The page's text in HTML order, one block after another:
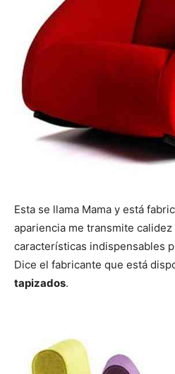
Esta se llama Mama y está
apariencia me transmite calidez
características indispensables
Dice el fabricante que está
tapizados.